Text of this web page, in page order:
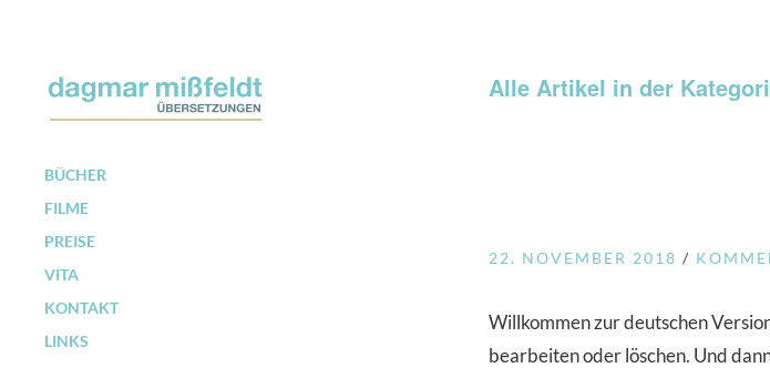
BÜCHER
FILME
PREISE
VITA
KONTAKT
LINKS
Alle Artikel in der
22. NOVEMBER 2018
Willkommen zur deutschen
bearbeiten oder löschen. Und